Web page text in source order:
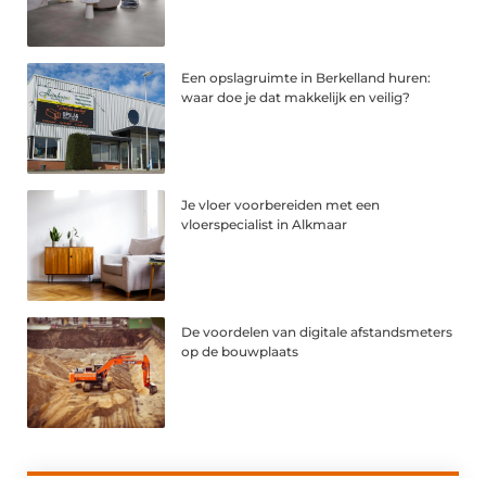
Een opslagruimte in Berkelland huren:
waar doe je dat makkelijk en veilig?
Je vloer voorbereiden met een
vloerspecialist in Alkmaar
De voordelen van digitale afstandsmeters
op de bouwplaats